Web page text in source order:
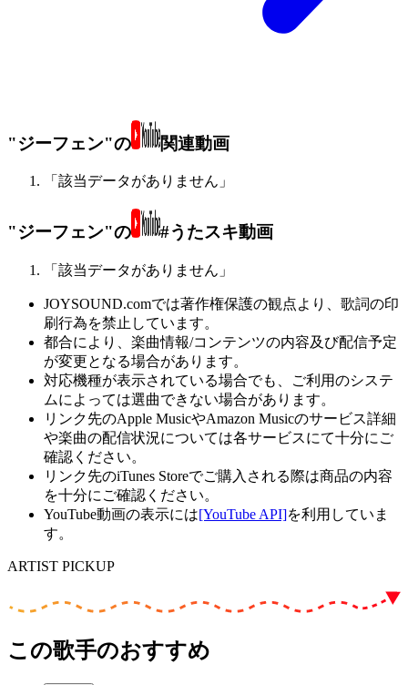
"ジーフェン"の 関連動画
「該当データがありません」
"ジーフェン"の #うたスキ動画
「該当データがありません」
JOYSOUND.comでは著作権保護の観点より、歌詞の印
刷行為を禁止しています。
都合により、楽曲情報/コンテンツの内容及び配信予定
が変更となる場合があります。
対応機種が表示されている場合でも、ご利用のシステ
ムによっては選曲できない場合があります。
リンク先のApple MusicやAmazon Musicのサービス詳細
や楽曲の配信状況については各サービスにて十分にご
確認ください。
リンク先のiTunes Storeでご購入される際は商品の内容
を十分にご確認ください。
YouTube動画の表示には[YouTube API]を利用していま
す。
ARTIST PICKUP
この歌手のおすすめ